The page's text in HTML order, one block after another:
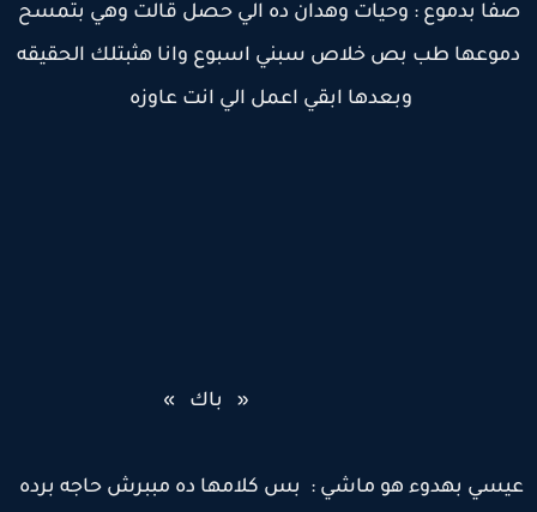
بدموع : وحيات وهدان ده الي حصل قالت وهي بتمسح
طب بص خلاص سبني اسبوع وانا هثبتلك الحقيقه
وبعدها ابقي اعمل الي انت عاوزه
« باك »
بهدوء هو ماشي : بس كلامها ده مببرش حاجه برده